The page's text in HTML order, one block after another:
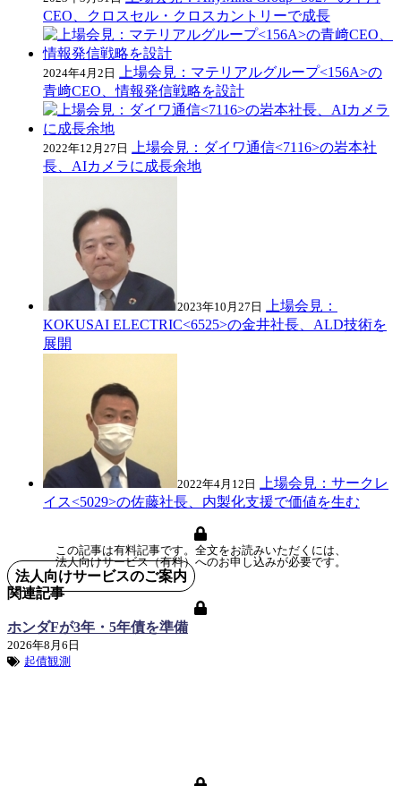
CEO、クロスセル・クロスカントリーで成長
2024年4月2日
上場会見：マテリアルグループ<156A>の
青﨑CEO、情報発信戦略を設計
2022年12月27日
上場会見：ダイワ通信<7116>の岩本社
長、AIカメラに成長余地
2023年10月27日
上場会見：
KOKUSAI ELECTRIC<6525>の金井社長、ALD技術を
展開
2022年4月12日
上場会見：サークレ
イス<5029>の佐藤社長、内製化支援で価値を生む
この記事は有料記事です。全文をお読みいただくには、
法人向けサービス（有料）へのお申し込みが必要です。
法人向けサービスのご案内
関連記事
ホンダFが3年・5年債を準備
2026年8月6日
起債観測